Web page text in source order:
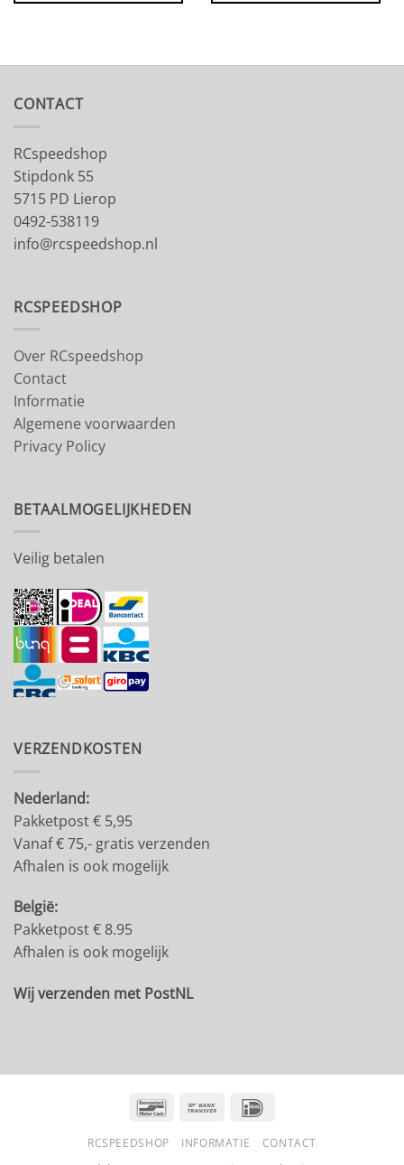
CONTACT
RCspeedshop
Stipdonk 55
5715 PD Lierop
0492-538119
info@rcspeedshop.nl
RCSPEEDSHOP
Over RCspeedshop
Contact
Informatie
Algemene voorwaarden
Privacy Policy
BETAALMOGELIJKHEDEN
Veilig betalen
VERZENDKOSTEN
Nederland:
Pakketpost € 5,95
Vanaf € 75,- gratis verzenden
Afhalen is ook mogelijk
België:
Pakketpost € 8.95
Afhalen is ook mogelijk
Wij verzenden met PostNL
BancontactBank
RCSPEEDSHOP INFORMATIE CONTACT